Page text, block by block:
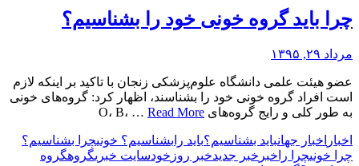
چرا باید گروه خونی خود را بشناسیم؟
مرداد ۲۹, ۱۳۹۵
عضو هیئت علمی دانشگاه علوم‌پزشکی زنجان با تاکید بر اینکه لازم
است افراد گروه خونی خود را بشناسند، اظهار کرد: گروه‌های خونی
به طور کلی و رایج گروه‌های O، B، … Read More
اخبار اخبار جهانباید بشناسیم؟باید را بشناسیم؟ خونیچرا بشناسیم؟
چرا خونیچرا را خبر خبر جدیدخبر روز خودسایت خبریگروهگروه